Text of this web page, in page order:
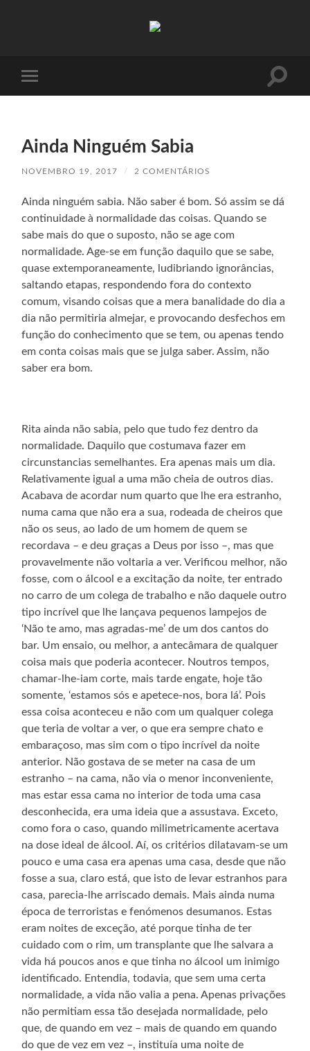
mobile
Toggle
Ainda Ninguém Sabia
NOVEMBRO 19, 2017 / 2 COMENTÁRIOS
Ainda ninguém sabia. Não saber é bom. Só assim se dá
continuidade à normalidade das coisas. Quando se
sabe mais do que o suposto, não se age com
normalidade. Age-se em função daquilo que se sabe,
quase extemporaneamente, ludibriando ignorâncias,
saltando etapas, respondendo fora do contexto
comum, visando coisas que a mera banalidade do dia a
dia não permitiria almejar, e provocando desfechos em
função do conhecimento que se tem, ou apenas tendo
em conta coisas mais que se julga saber. Assim, não
saber era bom.
Rita ainda não sabia, pelo que tudo fez dentro da
normalidade. Daquilo que costumava fazer em
circunstancias semelhantes. Era apenas mais um dia.
Relativamente igual a uma mão cheia de outros dias.
Acabava de acordar num quarto que lhe era estranho,
numa cama que não era a sua, rodeada de cheiros que
não os seus, ao lado de um homem de quem se
recordava – e deu graças a Deus por isso –, mas que
provavelmente não voltaria a ver. Verificou melhor, não
fosse, com o álcool e a excitação da noite, ter entrado
no carro de um colega de trabalho e não daquele outro
tipo incrível que lhe lançava pequenos lampejos de
‘Não te amo, mas agradas-me’ de um dos cantos do
bar. Um ensaio, ou melhor, a antecâmara de qualquer
coisa mais que poderia acontecer. Noutros tempos,
chamar-lhe-iam corte, mais tarde engate, hoje tão
somente, ‘estamos sós e apetece-nos, bora lá’. Pois
essa coisa aconteceu e não com um qualquer colega
que teria de voltar a ver, o que era sempre chato e
embaraçoso, mas sim com o tipo incrível da noite
anterior. Não gostava de se meter na casa de um
estranho – na cama, não via o menor inconveniente,
mas estar essa cama no interior de toda uma casa
desconhecida, era uma ideia que a assustava. Exceto,
como fora o caso, quando milimetricamente acertava
na dose ideal de álcool. Aí, os critérios dilatavam-se um
pouco e uma casa era apenas uma casa, desde que não
fosse a sua, claro está, que isto de levar estranhos para
casa, parecia-lhe arriscado demais. Mais ainda numa
época de terroristas e fenómenos desumanos. Estas
eram noites de exceção, até porque tinha de ter
cuidado com o rim, um transplante que lhe salvara a
vida há poucos anos e que tinha no álcool um inimigo
identificado. Entendia, todavia, que sem uma certa
normalidade, a vida não valia a pena. Apenas privações
não permitiam essa tão desejada normalidade, pelo
que, de quando em vez – mais de quando em quando
do que de vez em vez –, instituía uma noite de